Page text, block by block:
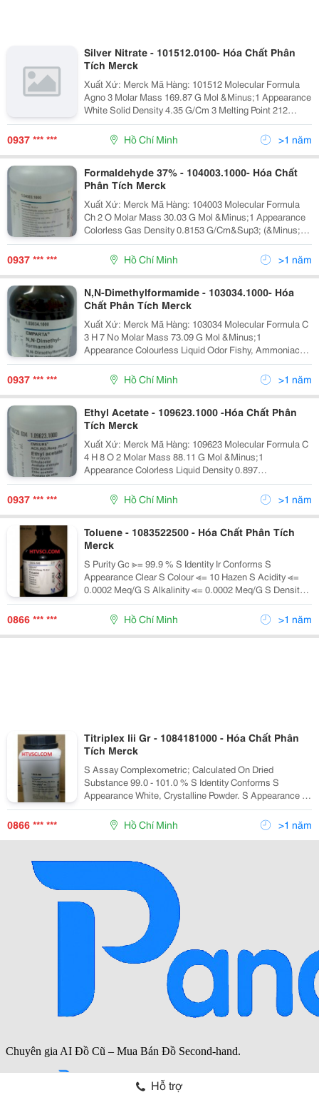
Silver Nitrate - 101512.0100- Hóa Chất Phân
Tích Merck
Xuất Xứ: Merck Mã Hàng: 101512 Molecular Formula
Agno 3 Molar Mass 169.87 G Mol &Minus;1 Appearance
White Solid Density 4.35 G/Cm 3 Melting Point 212
&Deg;C, 485 K, 414 &Deg;F Bo
0937 *** *** Hồ Chí Minh >1 năm
Formaldehyde 37% - 104003.1000- Hóa Chất
Phân Tích Merck
Xuất Xứ: Merck Mã Hàng: 104003 Molecular Formula
Ch 2 O Molar Mass 30.03 G Mol &Minus;1 Appearance
Colorless Gas Density 0.8153 G/Cm&Sup3; (&Minus;20
&Deg;C) [1] Melting Point -92 &Deg;C, 18
0937 *** *** Hồ Chí Minh >1 năm
N,N-Dimethylformamide - 103034.1000- Hóa
Chất Phân Tích Merck
Xuất Xứ: Merck Mã Hàng: 103034 Molecular Formula C
3 H 7 No Molar Mass 73.09 G Mol &Minus;1
Appearance Colourless Liquid Odor Fishy, Ammoniacal
Density 0.948 G Ml &Minus;1 Me
0937 *** *** Hồ Chí Minh >1 năm
Ethyl Acetate - 109623.1000 -Hóa Chất Phân
Tích Merck
Xuất Xứ: Merck Mã Hàng: 109623 Molecular Formula C
4 H 8 O 2 Molar Mass 88.11 G Mol &Minus;1
Appearance Colorless Liquid Density 0.897
G/Cm&Sup3; Melting Point &Minus;83.6 &Deg;C, 190
0937 *** *** Hồ Chí Minh >1 năm
Toluene - 1083522500 - Hóa Chất Phân Tích
Merck
S Purity Gc ≫= 99.9 % S Identity Ir Conforms S
Appearance Clear S Colour ≪= 10 Hazen S Acidity ≪=
0.0002 Meq/G S Alkalinity ≪= 0.0002 Meq/G S Density
D 20 &Deg;C/20 &Deg;C 0.865 - 0.870 S Boiling Point
109 - 111 &Deg;
0866 *** *** Hồ Chí Minh >1 năm
Titriplex Iii Gr - 1084181000 - Hóa Chất Phân
Tích Merck
S Assay Complexometric; Calculated On Dried
Substance 99.0 - 101.0 % S Identity Conforms S
Appearance White, Crystalline Powder. S Appearance Of
Solution Clear And Colourless. S Ph-Value 5 %; Water;
20&Deg;C 4.0 - 5.0 S In Water Insolu
0866 *** *** Hồ Chí Minh >1 năm
Hỗ trợ